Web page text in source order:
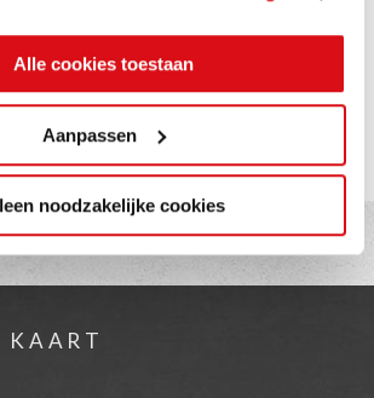
Alle cookies toestaan
Aanpassen
noodzakelijke cookies
TERUG NAAR
OVERZICHT
KAART